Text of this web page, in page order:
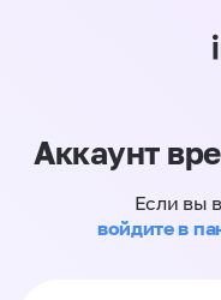
Аккаунт
Если вы
войдите в